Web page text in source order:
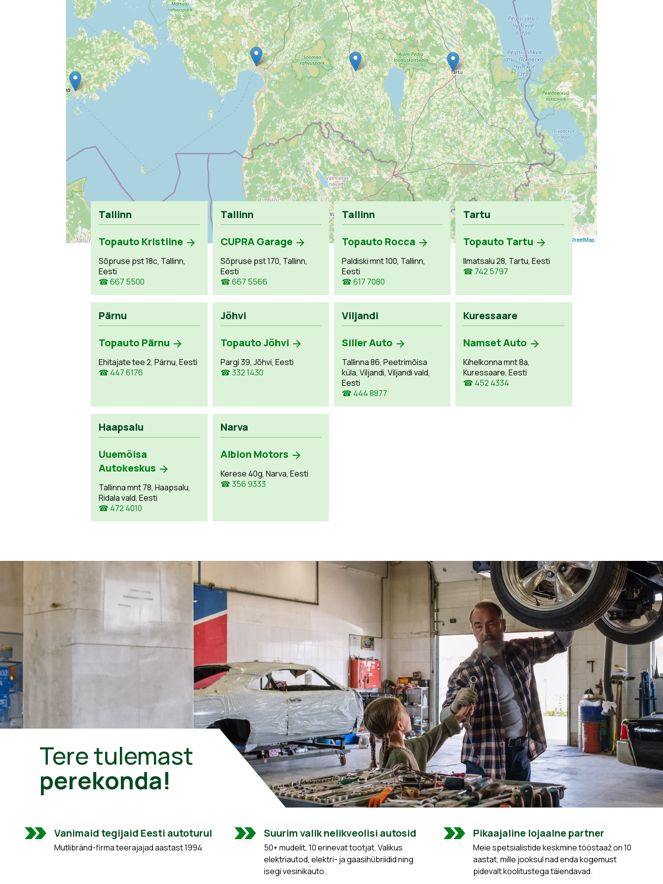
Leaflet OpenStreetMap
Tallinn
Topauto Kristiine
Sõpruse pst 18c, Tallinn,
Eesti
☎ 667 5500
Tallinn
CUPRA Garage
Sõpruse pst 170, Tallinn,
Eesti
☎ 667 5566
Tallinn
Topauto Rocca
Paldiski mnt 100, Tallinn,
Eesti
☎ 617 7080
Tartu
Topauto Tartu
Ilmatsalu 28, Tartu, Eesti
☎ 742 5797
Pärnu
Topauto Pärnu
Ehitajate tee 2, Pärnu, Eesti
☎ 447 6176
Jõhvi
Topauto Jõhvi
Pargi 39, Jõhvi, Eesti
☎ 332 1430
Viljandi
Siller Auto
Tallinna 86, Peetrimõisa
küla, Viljandi, Viljandi vald,
Eesti
☎ 444 8877
Kuressaare
Namset Auto
Kihelkonna mnt 8a,
Kuressaare, Eesti
☎ 452 4334
Haapsalu
Uuemõisa
Autokeskus
Tallinna mnt 78, Haapsalu,
Ridala vald, Eesti
☎ 472 4010
Narva
Albion Motors
Kerese 40g, Narva, Eesti
☎ 356 9333
Tere tulemast
perekonda!
Vanimaid tegijaid Eesti autoturul
Mutlibränd-firma teerajajad aastast 1994
Suurim valik nelikveolisi autosid
50+ mudelit, 10 erinevat tootjat. Valikus
elektriautod, elektri- ja gaasihübriidid ning
isegi vesinikauto.
Pikaajaline lojaalne partner
Meie spetsialistide keskmine tööstaaž on 10
aastat, mille jooksul nad enda kogemust
pidevalt koolitustega täiendavad.